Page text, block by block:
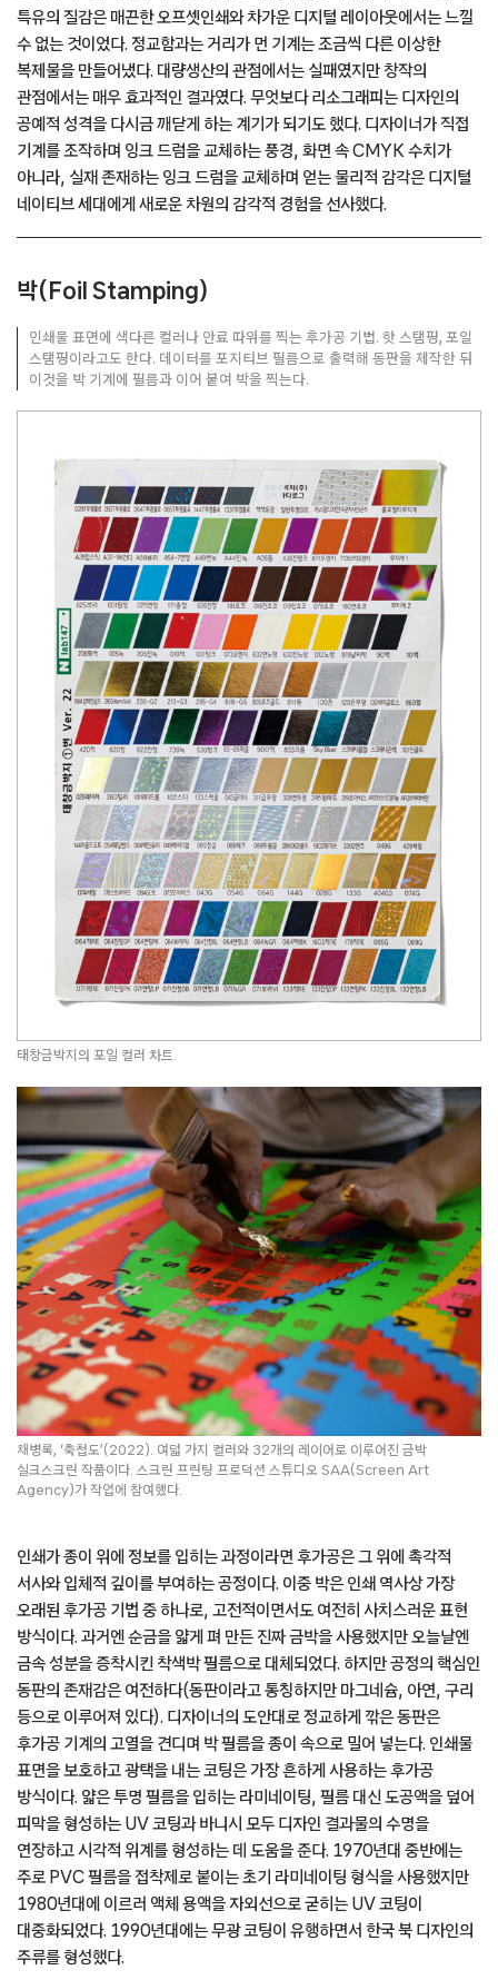
특유의 질감은 매끈한 오프셋인쇄와 차가운 디지털 레이아웃에서는 느낄
수 없는 것이었다. 정교함과는 거리가 먼 기계는 조금씩 다른 이상한
복제물을 만들어냈다. 대량생산의 관점에서는 실패였지만 창작의
관점에서는 매우 효과적인 결과였다. 무엇보다 리소그래피는 디자인의
공예적 성격을 다시금 깨닫게 하는 계기가 되기도 했다. 디자이너가 직접
기계를 조작하며 잉크 드럼을 교체하는 풍경, 화면 속 CMYK 수치가
아니라, 실재 존재하는 잉크 드럼을 교체하며 얻는 물리적 감각은 디지털
네이티브 세대에게 새로운 차원의 감각적 경험을 선사했다.
박(Foil Stamping)
인쇄물 표면에 색다른 컬러나 안료 따위를 찍는 후가공 기법. 핫 스탬핑, 포일
스탬핑이라고도 한다. 데이터를 포지티브 필름으로 출력해 동판을 제작한 뒤
이것을 박 기계에 필름과 이어 붙여 박을 찍는다.
태창금박지의 포일 컬러 차트.
채병록, ‘축첩도’(2022). 여덟 가지 컬러와 32개의 레이어로 이루어진 금박
실크스크린 작품이다. 스크린 프린팅 프로덕션 스튜디오 SAA(Screen Art
Agency)가 작업에 참여했다.
인쇄가 종이 위에 정보를 입히는 과정이라면 후가공은 그 위에 촉각적
서사와 입체적 깊이를 부여하는 공정이다. 이중 박은 인쇄 역사상 가장
오래된 후가공 기법 중 하나로, 고전적이면서도 여전히 사치스러운 표현
방식이다. 과거엔 순금을 얇게 펴 만든 진짜 금박을 사용했지만 오늘날엔
금속 성분을 증착시킨 착색박 필름으로 대체되었다. 하지만 공정의 핵심인
동판의 존재감은 여전하다(동판이라고 통칭하지만 마그네슘, 아연, 구리
등으로 이루어져 있다). 디자이너의 도안대로 정교하게 깎은 동판은
후가공 기계의 고열을 견디며 박 필름을 종이 속으로 밀어 넣는다. 인쇄물
표면을 보호하고 광택을 내는 코팅은 가장 흔하게 사용하는 후가공
방식이다. 얇은 투명 필름을 입히는 라미네이팅, 필름 대신 도공액을 덮어
피막을 형성하는 UV 코팅과 바니시 모두 디자인 결과물의 수명을
연장하고 시각적 위계를 형성하는 데 도움을 준다. 1970년대 중반에는
주로 PVC 필름을 접착제로 붙이는 초기 라미네이팅 형식을 사용했지만
1980년대에 이르러 액체 용액을 자외선으로 굳히는 UV 코팅이
대중화되었다. 1990년대에는 무광 코팅이 유행하면서 한국 북 디자인의
주류를 형성했다.